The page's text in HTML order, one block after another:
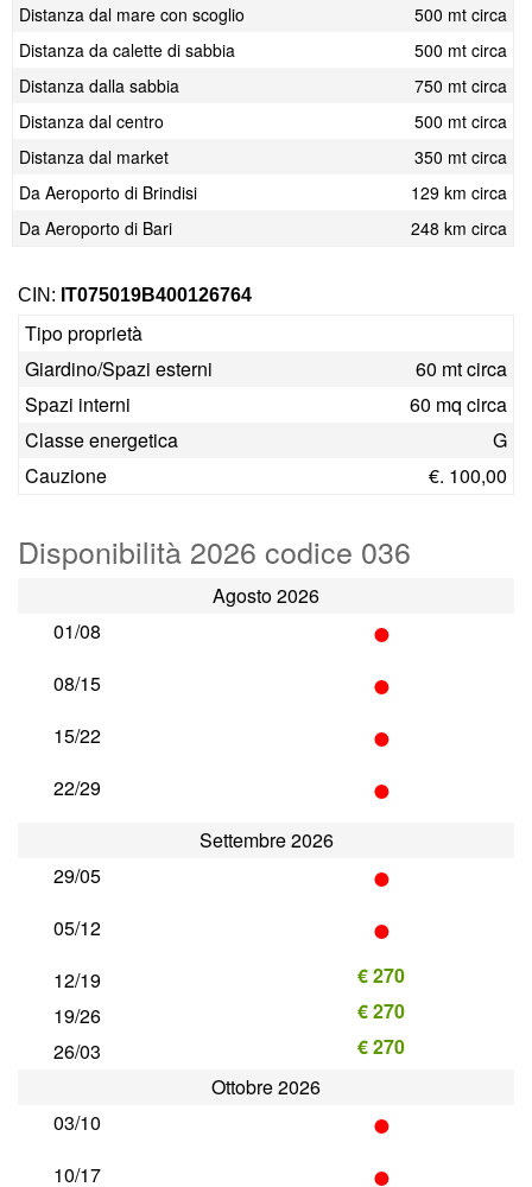
Distanza dal mare con scoglio
500 mt circa
Distanza da calette di sabbia
500 mt circa
Distanza dalla sabbia
750 mt circa
Distanza dal centro
500 mt circa
Distanza dal market
350 mt circa
Da Aeroporto di Brindisi
129 km circa
Da Aeroporto di Bari
248 km circa
CIN: IT075019B400126764
Tipo proprietà
Giardino/Spazi esterni
60 mt circa
Spazi interni
60 mq circa
Classe energetica
G
Cauzione
€. 100,00
Disponibilità 2026 codice 036
Agosto 2026
01/08
•
08/15 •
15/22 •
22/29 •
Settembre 2026
29/05
•
05/12 •
12/19
€ 270
19/26
€ 270
26/03
€ 270
Ottobre 2026
03/10
•
10/17